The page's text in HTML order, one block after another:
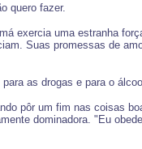
quero fazer.
exercia uma estranha
Suas promessas de
as drogas e para o
pôr um fim nas coisas
dominadora. "Eu